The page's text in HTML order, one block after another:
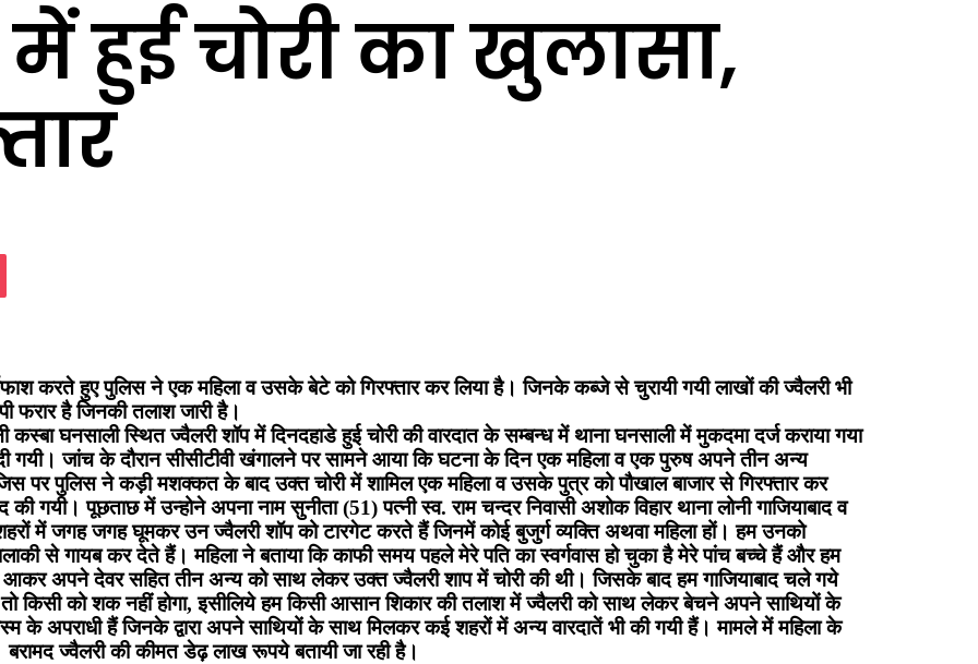
हुई चोरी का खुलासा,
Pocket
करते हुए पुलिस ने एक महिला व उसके बेटे को गिरफ्तार कर लिया है। जिनके कब्जे से चुरायी गयी लाखों की ज्वैलरी भी
फरार है जिनकी तलाश जारी है।
कस्बा घनसाली स्थित ज्वैलरी शॉप में दिनदहाडे हुई चोरी की वारदात के सम्बन्ध में थाना घनसाली में मुकदमा दर्ज कराया गया
गयी। जांच के दौरान सीसीटीवी खंगालने पर सामने आया कि घटना के दिन एक महिला व एक पुरुष अपने तीन अन्य
पुलिस ने कड़ी मशक्कत के बाद उक्त चोरी में शामिल एक महिला व उसके पुत्र को पौखाल बाजार से गिरफ्तार कर
गयी। पूछताछ में उन्होने अपना नाम सुनीता (51) पत्नी स्व. राम चन्दर निवासी अशोक विहार थाना लोनी गाजियाबाद व
में जगह जगह घूमकर उन ज्वैलरी शॉप को टारगेट करते हैं जिनमें कोई बुजुर्ग व्यक्ति अथवा महिला हों। हम उनको
से गायब कर देते हैं। महिला ने बताया कि काफी समय पहले मेरे पति का स्वर्गवास हो चुका है मेरे पांच बच्चे हैं और हम
अपने देवर सहित तीन अन्य को साथ लेकर उक्त ज्वैलरी शाप में चोरी की थी। जिसके बाद हम गाजियाबाद चले गये
किसी को शक नहीं होगा, इसीलिये हम किसी आसान शिकार की तलाश में ज्वैलरी को साथ लेकर बेचने अपने साथियों के
के अपराधी हैं जिनके द्वारा अपने साथियों के साथ मिलकर कई शहरों में अन्य वारदातें भी की गयी हैं। मामले में महिला के
ज्वैलरी की कीमत डेढ़ लाख रूपये बतायी जा रही है।